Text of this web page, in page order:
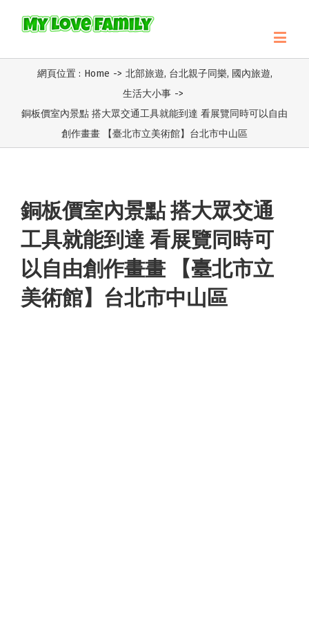
網頁位置 : Home -> 北部旅遊, 台北親子同樂, 國內旅遊,
生活大小事 ->
銅板價室內景點 搭大眾交通工具就能到達 看展覽同時可以自由
創作畫畫 【臺北市立美術館】台北市中山區
銅板價室內景點 搭大眾交通
工具就能到達 看展覽同時可
以自由創作畫畫 【臺北市立
美術館】台北市中山區